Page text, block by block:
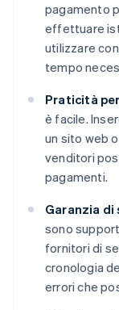
pagamento
effettuare
utilizzare
tempo
Praticità
è facile.
un sito web
venditori
pagamenti.
Garanzia di
sono
fornitori di
cronologia
errori che